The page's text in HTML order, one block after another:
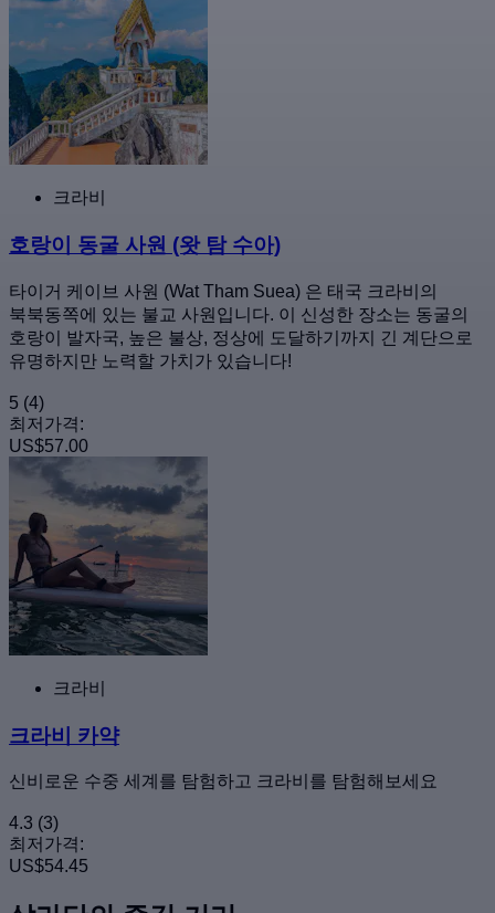
크라비
호랑이 동굴 사원 (왓 탐 수아)
타이거 케이브 사원 (Wat Tham Suea) 은 태국 크라비의
북북동쪽에 있는 불교 사원입니다. 이 신성한 장소는 동굴의
호랑이 발자국, 높은 불상, 정상에 도달하기까지 긴 계단으로
유명하지만 노력할 가치가 있습니다!
5 (4)
최저가격:
US$57.00
크라비
크라비 카약
신비로운 수중 세계를 탐험하고 크라비를 탐험해보세요
4.3 (3)
최저가격:
US$54.45